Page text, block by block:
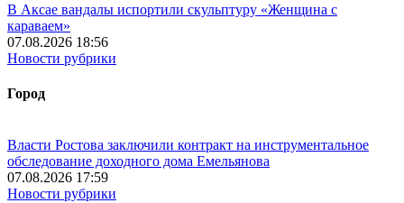
В Аксае вандалы испортили скульптуру «Женщина с
караваем»
07.08.2026 18:56
Новости рубрики
Город
Власти Ростова заключили контракт на инструментальное
обследование доходного дома Емельянова
07.08.2026 17:59
Новости рубрики